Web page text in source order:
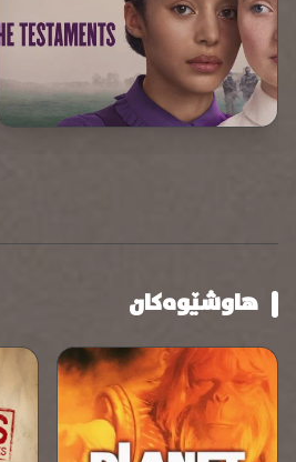
هاوشێوەکان